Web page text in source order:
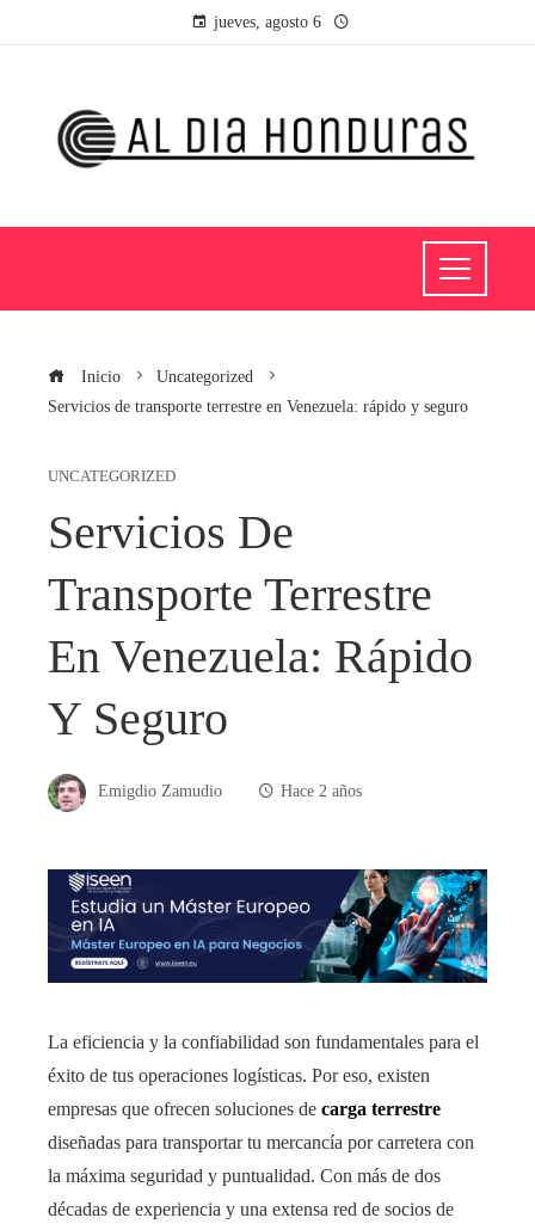
jueves, agosto 6
Inicio
Uncategorized
Servicios de transporte terrestre en Venezuela: rápido y seguro
UNCATEGORIZED
Servicios De
Transporte Terrestre
En Venezuela: Rápido
Y Seguro
Emigdio Zamudio Hace 2 años
La eficiencia y la confiabilidad son fundamentales para el
éxito de tus operaciones logísticas. Por eso, existen
empresas que ofrecen soluciones de carga terrestre
diseñadas para transportar tu mercancía por carretera con
la máxima seguridad y puntualidad. Con más de dos
décadas de experiencia y una extensa red de socios de